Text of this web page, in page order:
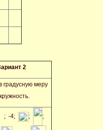
2
градусную меру
; -4; ; ;